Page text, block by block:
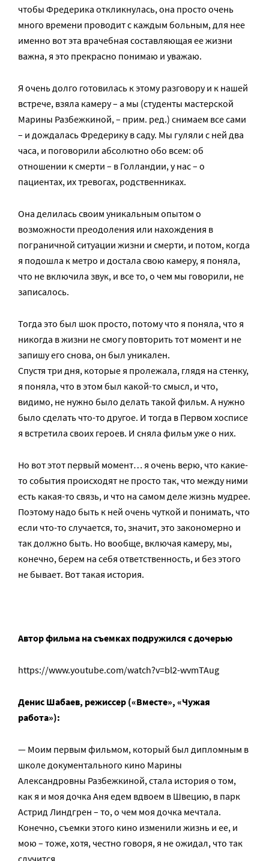
чтобы Фредерика откликнулась, она просто очень
много времени проводит с каждым больным, для нее
именно вот эта врачебная составляющая ее жизни
важна, я это прекрасно понимаю и уважаю.
Я очень долго готовилась к этому разговору и к нашей
встрече, взяла камеру – а мы (студенты мастерской
Марины Разбежкиной, – прим. ред.) снимаем все сами
– и дождалась Фредерику в саду. Мы гуляли с ней два
часа, и поговорили абсолютно обо всем: об
отношении к смерти – в Голландии, у нас – о
пациентах, их тревогах, родственниках.
Она делилась своим уникальным опытом о
возможности преодоления или нахождения в
пограничной ситуации жизни и смерти, и потом, когда
я подошла к метро и достала свою камеру, я поняла,
что не включила звук, и все то, о чем мы говорили, не
записалось.
Тогда это был шок просто, потому что я поняла, что я
никогда в жизни не смогу повторить тот момент и не
запишу его снова, он был уникален.
Спустя три дня, которые я пролежала, глядя на стенку,
я поняла, что в этом был какой-то смысл, и что,
видимо, не нужно было делать такой фильм. А нужно
было сделать что-то другое. И тогда в Первом хосписе
я встретила своих героев. И сняла фильм уже о них.
Но вот этот первый момент… я очень верю, что какие-
то события происходят не просто так, что между ними
есть какая-то связь, и что на самом деле жизнь мудрее.
Поэтому надо быть к ней очень чуткой и понимать, что
если что-то случается, то, значит, это закономерно и
так должно быть. Но вообще, включая камеру, мы,
конечно, берем на себя ответственность, и без этого
не бывает. Вот такая история.
Автор фильма на съемках подружился с дочерью
https://www.youtube.com/watch?v=bl2-wvmTAug
Денис Шабаев, режиссер («Вместе», «Чужая
работа»):
— Моим первым фильмом, который был дипломным в
школе документального кино Марины
Александровны Разбежкиной, стала история о том,
как я и моя дочка Аня едем вдвоем в Швецию, в парк
Астрид Линдгрен – то, о чем моя дочка мечтала.
Конечно, съемки этого кино изменили жизнь и ее, и
мою – тоже, хотя, честно говоря, я не ожидал, что так
случится.